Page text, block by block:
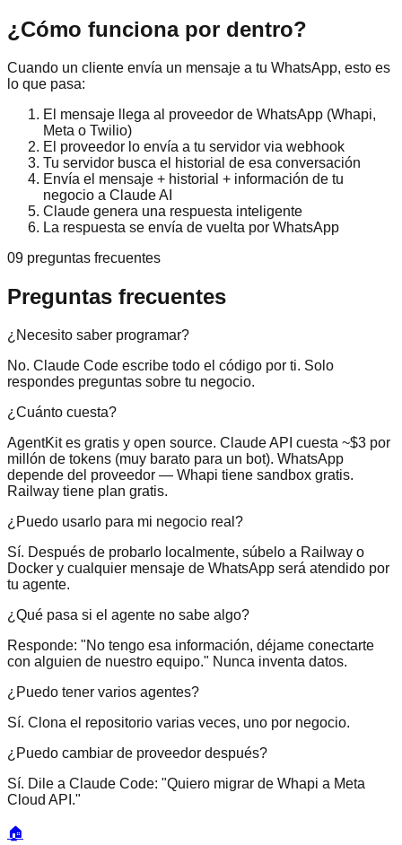
¿Cómo funciona por dentro?
Cuando un cliente envía un mensaje a tu WhatsApp, esto es
lo que pasa:
El mensaje llega al proveedor de WhatsApp (Whapi,
Meta o Twilio)
El proveedor lo envía a tu servidor via webhook
Tu servidor busca el historial de esa conversación
Envía el mensaje + historial + información de tu
negocio a Claude AI
Claude genera una respuesta inteligente
La respuesta se envía de vuelta por WhatsApp
09 preguntas frecuentes
Preguntas frecuentes
¿Necesito saber programar?
No. Claude Code escribe todo el código por ti. Solo
respondes preguntas sobre tu negocio.
¿Cuánto cuesta?
AgentKit es gratis y open source. Claude API cuesta ~$3 por
millón de tokens (muy barato para un bot). WhatsApp
depende del proveedor — Whapi tiene sandbox gratis.
Railway tiene plan gratis.
¿Puedo usarlo para mi negocio real?
Sí. Después de probarlo localmente, súbelo a Railway o
Docker y cualquier mensaje de WhatsApp será atendido por
tu agente.
¿Qué pasa si el agente no sabe algo?
Responde: "No tengo esa información, déjame conectarte
con alguien de nuestro equipo." Nunca inventa datos.
¿Puedo tener varios agentes?
Sí. Clona el repositorio varias veces, uno por negocio.
¿Puedo cambiar de proveedor después?
Sí. Dile a Claude Code: "Quiero migrar de Whapi a Meta
Cloud API."
🏠